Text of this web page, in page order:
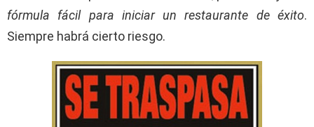
fórmula fácil para iniciar un restaurante de éxito.
Siempre habrá cierto riesgo.